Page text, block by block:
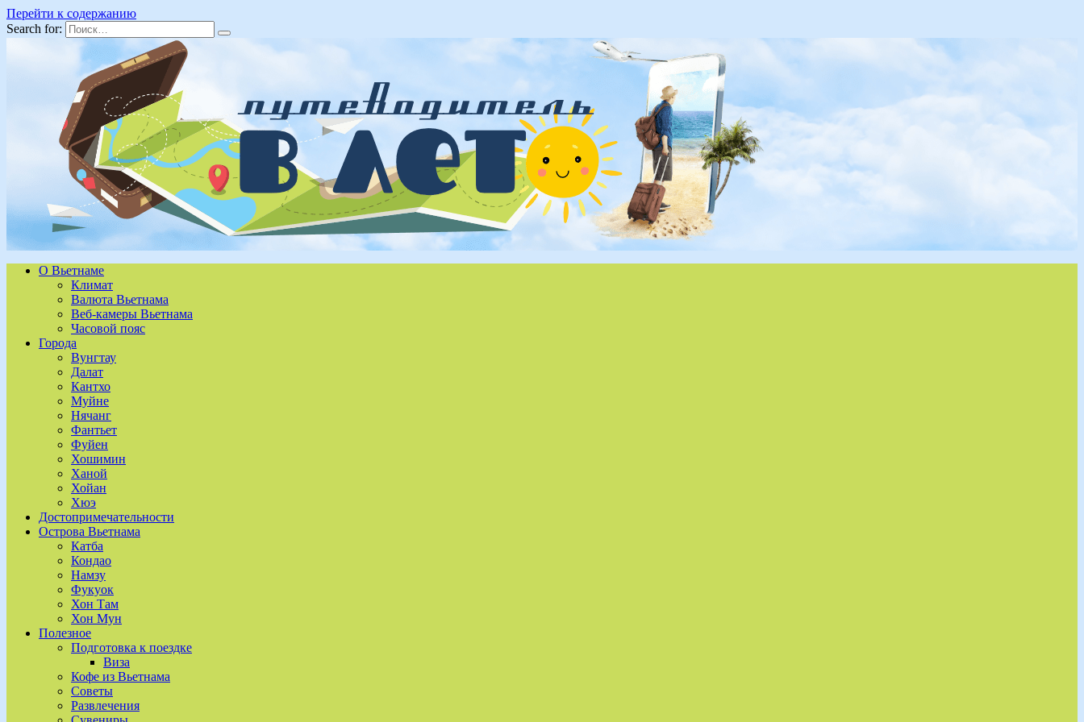
Перейти к содержанию
Search for:
О Вьетнаме
Климат
Валюта Вьетнама
Веб-камеры Вьетнама
Часовой пояс
Города
Вунгтау
Далат
Кантхо
Муйне
Нячанг
Фантьет
Фуйен
Хошимин
Ханой
Хойан
Хюэ
Достопримечательности
Острова Вьетнама
Катба
Кондао
Намзу
Фукуок
Хон Там
Хон Мун
Полезное
Подготовка к поездке
Виза
Кофе из Вьетнама
Советы
Развлечения